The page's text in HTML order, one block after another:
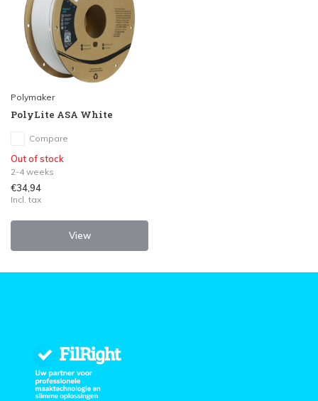
Polymaker
PolyLite ASA White
Compare
Out of stock
2-4 weeks
€34,94
Incl. tax
View